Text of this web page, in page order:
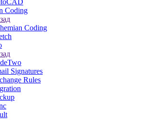
Coding
Coding
Signatures
Rules